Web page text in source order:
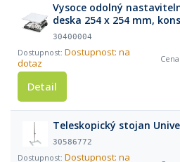
Vysoce odolný
deska 254 x 254 mm,
30400004
Dostupnost: na
dotaz
Detail
Teleskopický stojan
30586772
Dostupnost: na